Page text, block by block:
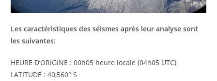
Les caractéristiques des séismes après leur analyse sont
les suivantes:
HEURE D’ORIGINE : 00h05 heure locale (04h05 UTC)
LATITUDE : 40,560° S